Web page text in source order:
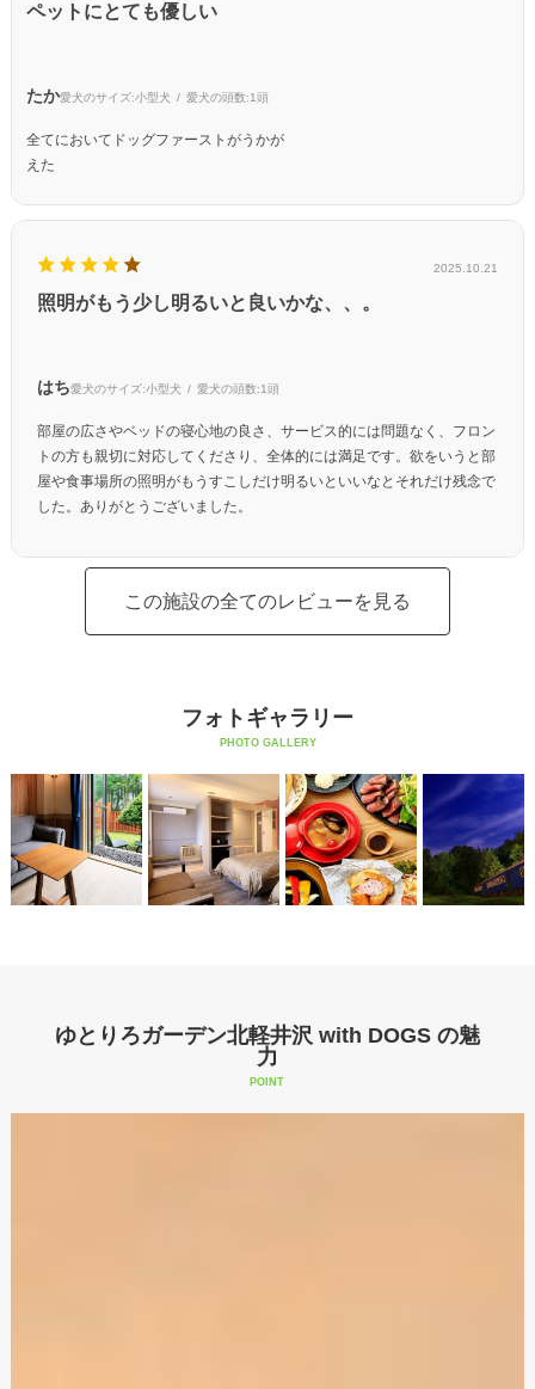
ペットにとても優しい
たか愛犬のサイズ:小型犬 愛犬の頭数:1頭
全てにおいてドッグファーストがうかが
えた
2025.10.21
照明がもう少し明るいと良いかな、、。
はち愛犬のサイズ:小型犬 愛犬の頭数:1頭
部屋の広さやベッドの寝心地の良さ、サービス的には問題なく、フロン
トの方も親切に対応してくださり、全体的には満足です。欲をいうと部
屋や食事場所の照明がもうすこしだけ明るいといいなとそれだけ残念で
した。ありがとうございました。
この施設の全てのレビューを見る
フォトギャラリー
PHOTO GALLERY
ゆとりろガーデン北軽井沢 with DOGS の魅
力
POINT